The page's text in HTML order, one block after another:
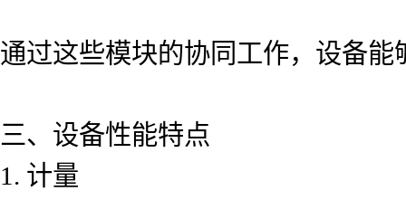
通过这些模块的协同工作，设备
三、设备性能特点
1. 计量